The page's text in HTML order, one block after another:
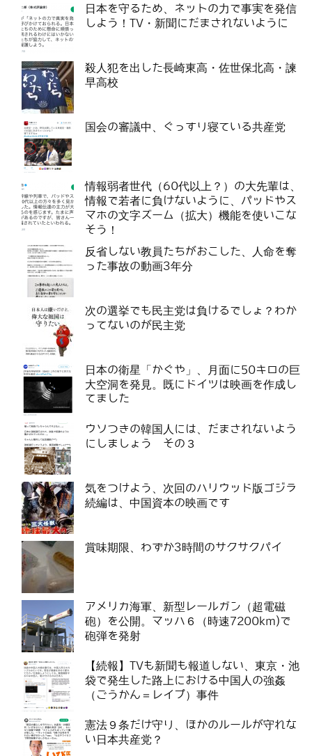
日本を守るため、ネットの力で事実を発信
しよう！TV・新聞にだまされないように
殺人犯を出した長崎東高・佐世保北高・諫
早高校
国会の審議中、ぐっすり寝ている共産党
情報弱者世代（60代以上？）の大先輩は、
情報で若者に負けないように、パッドやス
マホの文字ズーム（拡大）機能を使いこな
そう！
反省しない教員たちがおこした、人命を奪
った事故の動画3年分
次の選挙でも民主党は負けるでしょ？わか
ってないのが民主党
日本の衛星「かぐや」、月面に50キロの巨
大空洞を発見。既にドイツは映画を作成し
てました
ウソつきの韓国人には、だまされないよう
にしましょう その３
気をつけよう、次回のハリウッド版ゴジラ
続編は、中国資本の映画です
賞味期限、わずか3時間のサクサクパイ
アメリカ海軍、新型レールガン（超電磁
砲）を公開。マッハ６（時速7200km)で
砲弾を発射
【続報】TVも新聞も報道しない、東京・池
袋で発生した路上における中国人の強姦
（ごうかん＝レイプ）事件
憲法９条だけ守り、ほかのルールが守れな
い日本共産党？